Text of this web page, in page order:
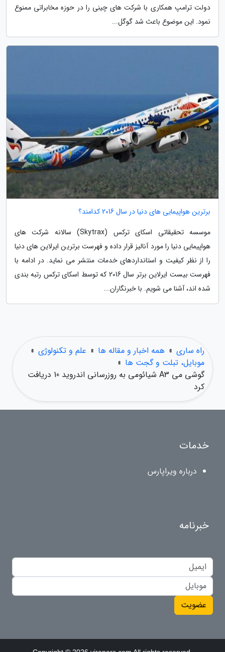
دولت ترامپ همکاری با شرکت های چینی را در حوزه مخابراتی ممنوع
نمود. این موضوع باعث شد گوگل...
برترین هواپیمایی های دنیا در سال 2016 کدامند؟
موسسه تحقیقاتی اسکای ترکس (Skytrax) سالانه شرکت های
هواپیمایی دنیا را مورد آنالیز قرار داده و فهرست برترین ایرلاین های دنیا
را از نظر کیفیت و استانداردهای خدمات منتشر می نماید. در ادامه با
فهرست بیست ایرلاین برتر سال 2016 که توسط اسکای ترکس رتبه بندی
شده اند، آشنا می شویم. با خبرنگاران...
راه ساری » همه اخبار و مقاله ها » علم و تکنولوژی »
موبایل، تبلت و گجت ها »
گوشی می A3 شیائومی به روزرسانی اندروید 10 دریافت
کرد
خدمات
درباره ویراپارس
خبرنامه
عضویت